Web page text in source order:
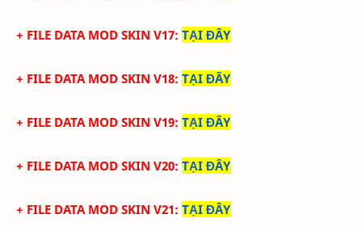
+ FILE DATA MOD SKIN V17: TẠI ĐÂY
+ FILE DATA MOD SKIN V18: TẠI ĐÂY
+ FILE DATA MOD SKIN V19: TẠI ĐÂY
+ FILE DATA MOD SKIN V20: TẠI ĐÂY
+ FILE DATA MOD SKIN V21: TẠI ĐÂY